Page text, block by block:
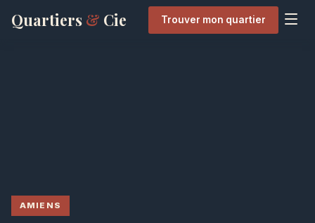
Quartiers & Cie Trouver mon quartier
AMIENS